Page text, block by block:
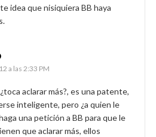
idea que nisiquiera BB haya
a las 2:33 PM
aclarar más?, es una patente,
inteligente, pero ¿a quien le
una petición a BB para que le
que aclarar más, ellos